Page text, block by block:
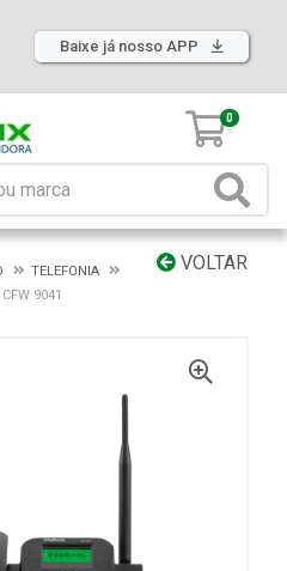
Baixe já nosso APP
0
VOLTAR
TELEFONIA
9041